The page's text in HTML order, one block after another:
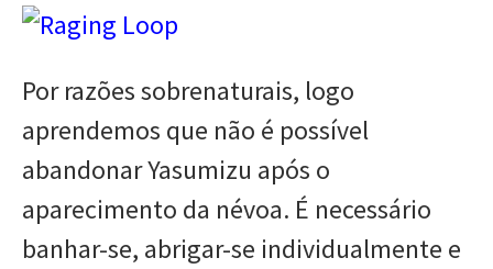
Por razões sobrenaturais, logo
aprendemos que não é possível
abandonar Yasumizu após o
aparecimento da névoa. É necessário
banhar-se, abrigar-se individualmente e